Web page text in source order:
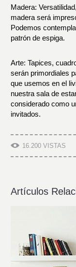
Madera:
madera será
Podemos
patrón de espiga.
Arte: Tapices,
serán primordiales
que usemos en el
nuestra sala de
considerado como
invitados.
16.200 VISTAS
Artículos